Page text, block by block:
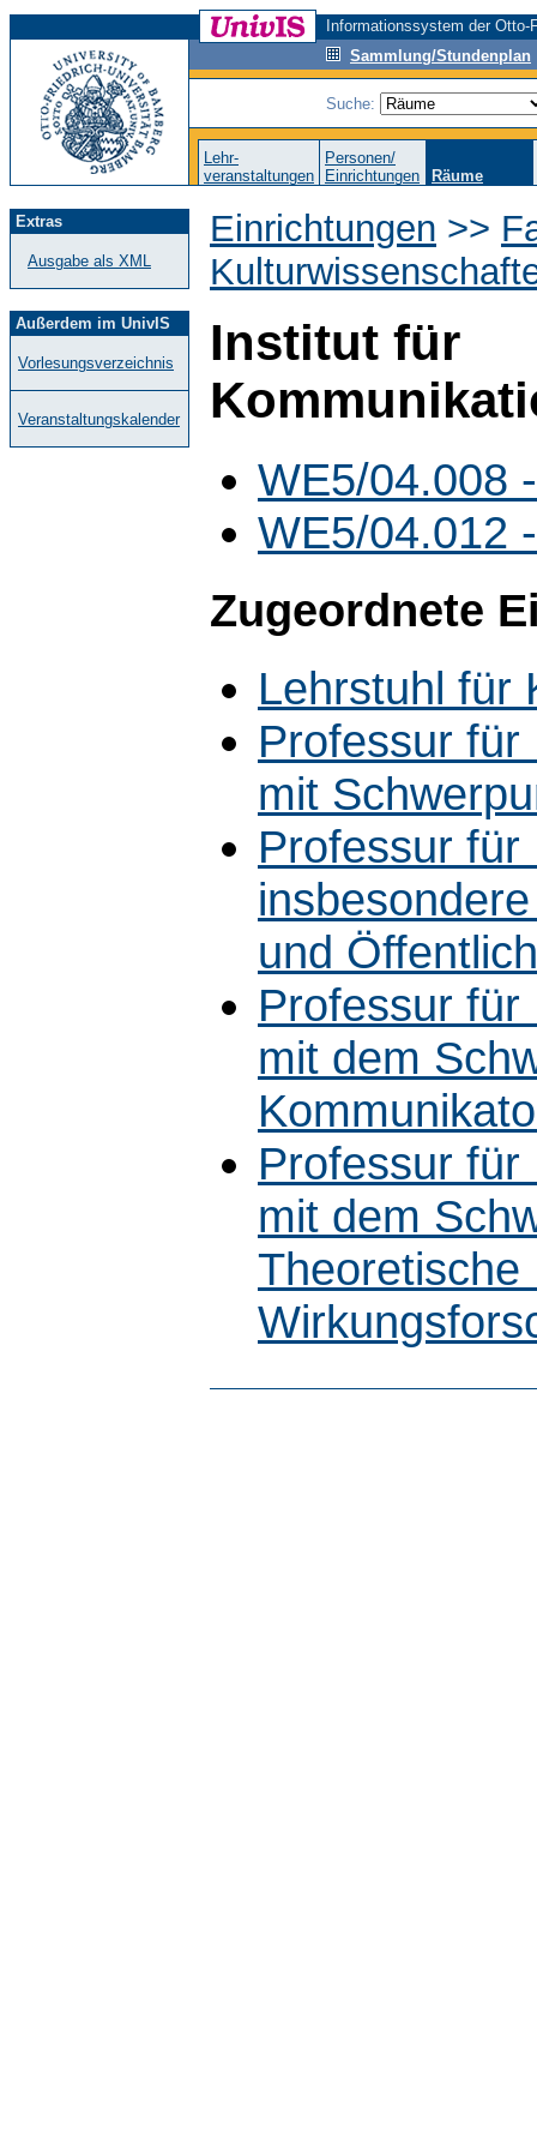
Informationssystem der
Sammlung/Stundenplan
Suche:
Lehr-
veranstaltungen
Personen/
Einrichtungen
Räume
Extras
Ausgabe als XML
Außerdem im UnivIS
Vorlesungsverzeichnis
Veranstaltungskalender
Einrichtungen >>
Institut für
WE5/04.008
WE5/04.012
Zugeordnete
Lehrstuhl für
Professur für
mit
Professur für
und
Professur für
mit dem
Professur für
mit dem
Theoretische